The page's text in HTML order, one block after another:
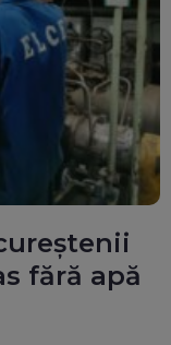
fără apă